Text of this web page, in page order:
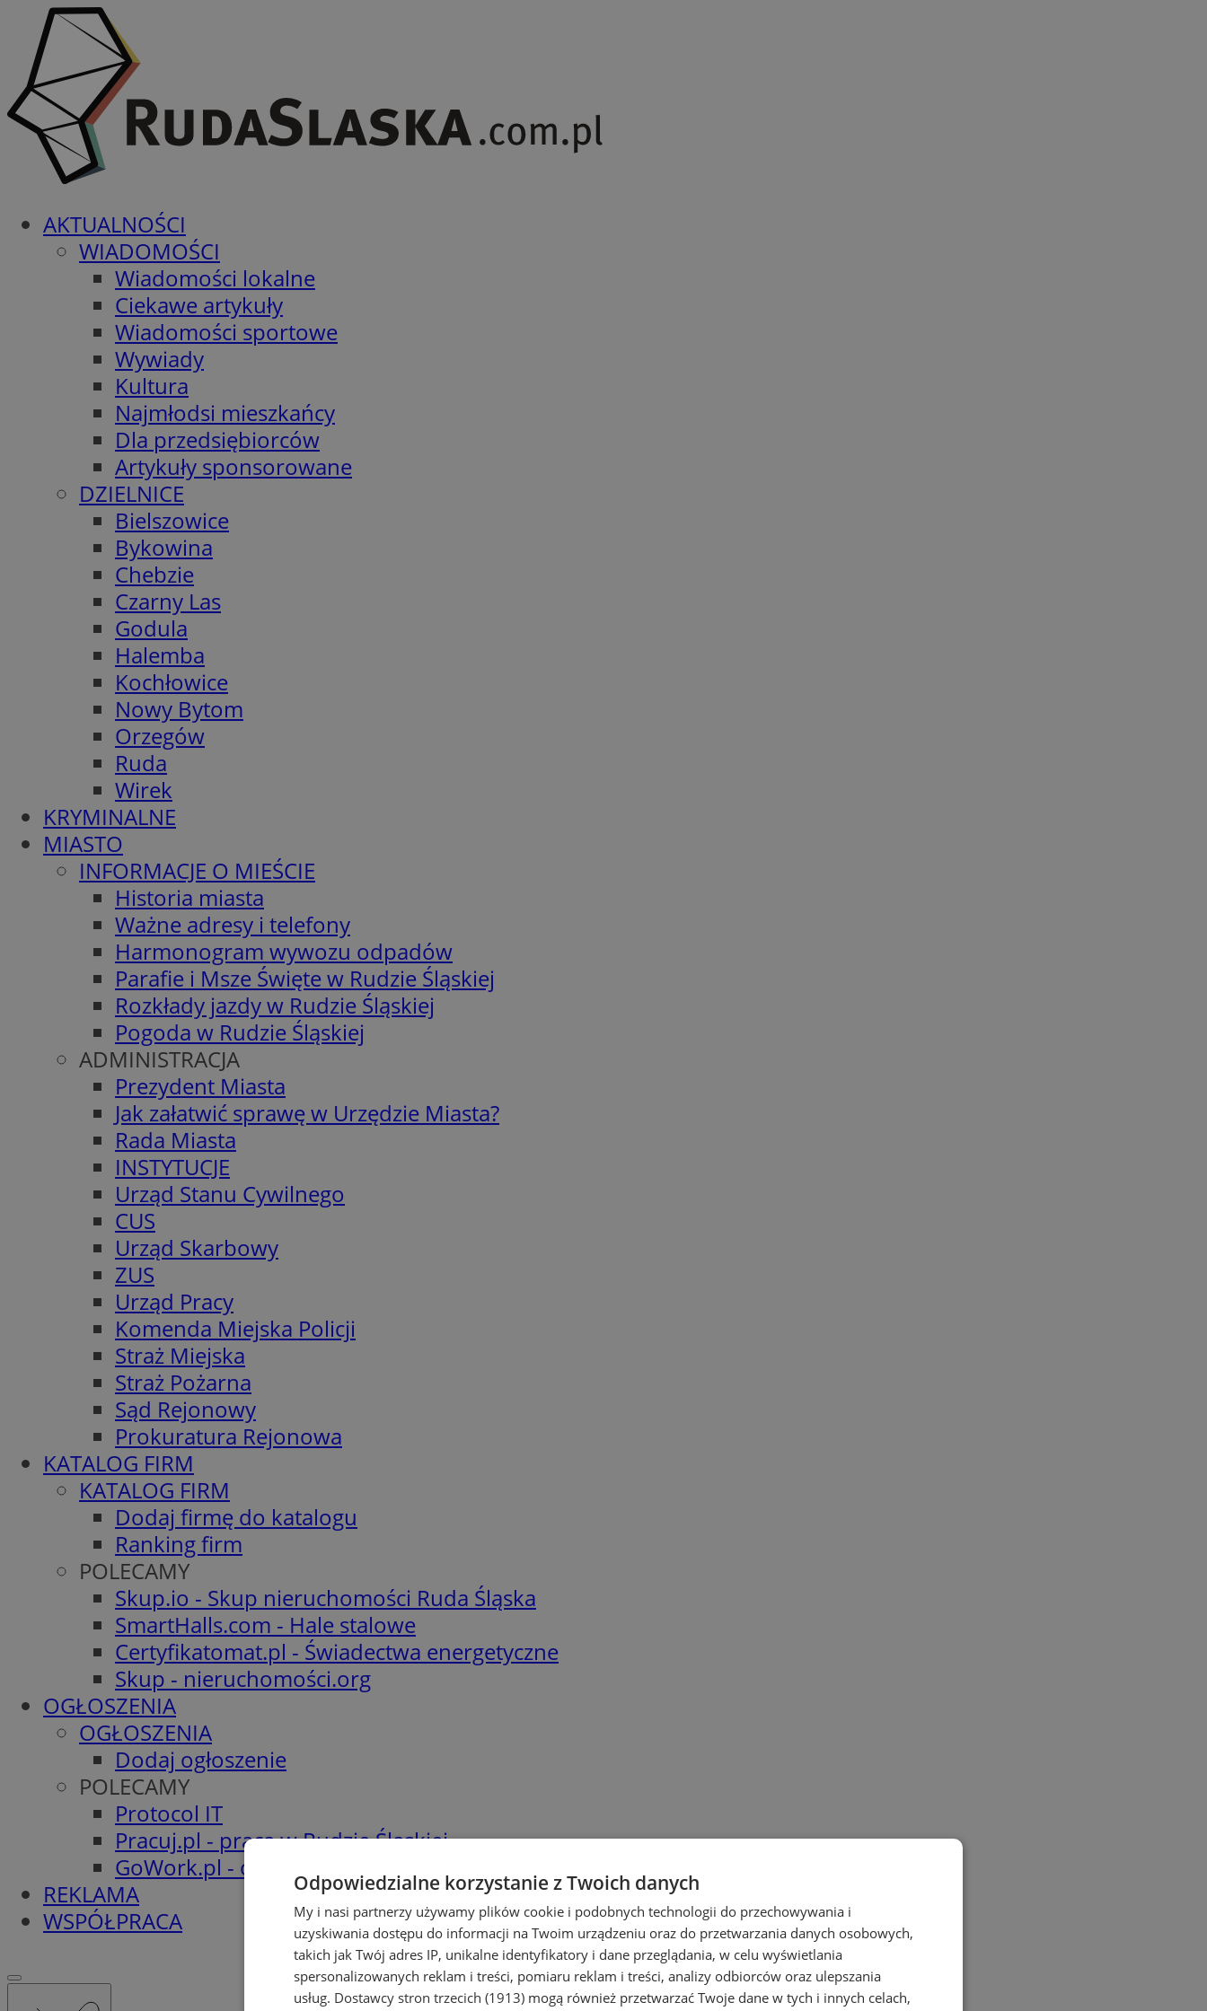
AKTUALNOŚCI
WIADOMOŚCI
Wiadomości lokalne
Ciekawe artykuły
Wiadomości sportowe
Wywiady
Kultura
Najmłodsi mieszkańcy
Dla przedsiębiorców
Artykuły sponsorowane
DZIELNICE
Bielszowice
Bykowina
Chebzie
Czarny Las
Godula
Halemba
Kochłowice
Nowy Bytom
Orzegów
Ruda
Wirek
KRYMINALNE
MIASTO
INFORMACJE O MIEŚCIE
Historia miasta
Ważne adresy i telefony
Harmonogram wywozu odpadów
Parafie i Msze Święte w Rudzie Śląskiej
Rozkłady jazdy w Rudzie Śląskiej
Pogoda w Rudzie Śląskiej
ADMINISTRACJA
Prezydent Miasta
Jak załatwić sprawę w Urzędzie Miasta?
Rada Miasta
INSTYTUCJE
Urząd Stanu Cywilnego
CUS
Urząd Skarbowy
ZUS
Urząd Pracy
Komenda Miejska Policji
Straż Miejska
Straż Pożarna
Sąd Rejonowy
Prokuratura Rejonowa
KATALOG FIRM
KATALOG FIRM
Dodaj firmę do katalogu
Ranking firm
POLECAMY
Skup.io - Skup nieruchomości Ruda Śląska
SmartHalls.com - Hale stalowe
Certyfikatomat.pl - Świadectwa energetyczne
Skup - nieruchomości.org
OGŁOSZENIA
OGŁOSZENIA
Dodaj ogłoszenie
POLECAMY
Protocol IT
Pracuj.pl - praca w Rudzie Śląskiej
GoWork.pl - oferty pracy
REKLAMA
WSPÓŁPRACA
Odpowiedzialne korzystanie z Twoich danych
My i nasi partnerzy używamy plików cookie i podobnych technologii do przechowywania i
uzyskiwania dostępu do informacji na Twoim urządzeniu oraz do przetwarzania danych osobowych,
takich jak Twój adres IP, unikalne identyfikatory i dane przeglądania, w celu wyświetlania
spersonalizowanych reklam i treści, pomiaru reklam i treści, analizy odbiorców oraz ulepszania
usług. Dostawcy stron trzecich (1913) mogą również przetwarzać Twoje dane w tych i innych celach,